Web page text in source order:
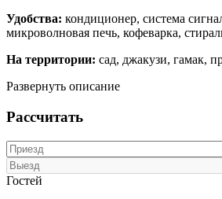
Удобства: кондиционер, система
микроволновая печь, кофеварка,
На территории: сад, джакузи, гамак,
Развернуть описание
Рассчитать
Гостей